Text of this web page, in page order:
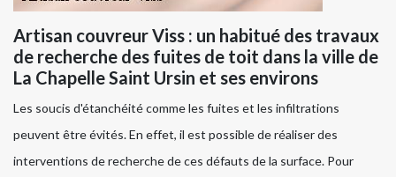
Artisan couvreur Viss : un habitué des travaux
de recherche des fuites de toit dans la ville de
La Chapelle Saint Ursin et ses environs
Les soucis d'étanchéité comme les fuites et les infiltrations
peuvent être évités. En effet, il est possible de réaliser des
interventions de recherche de ces défauts de la surface. Pour